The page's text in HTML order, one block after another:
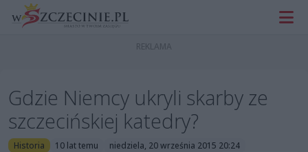
Gdzie Niemcy ukryli skarby ze
szczecińskiej katedry?
Historia 10 lat temu niedziela, 20 września 2015 20:24